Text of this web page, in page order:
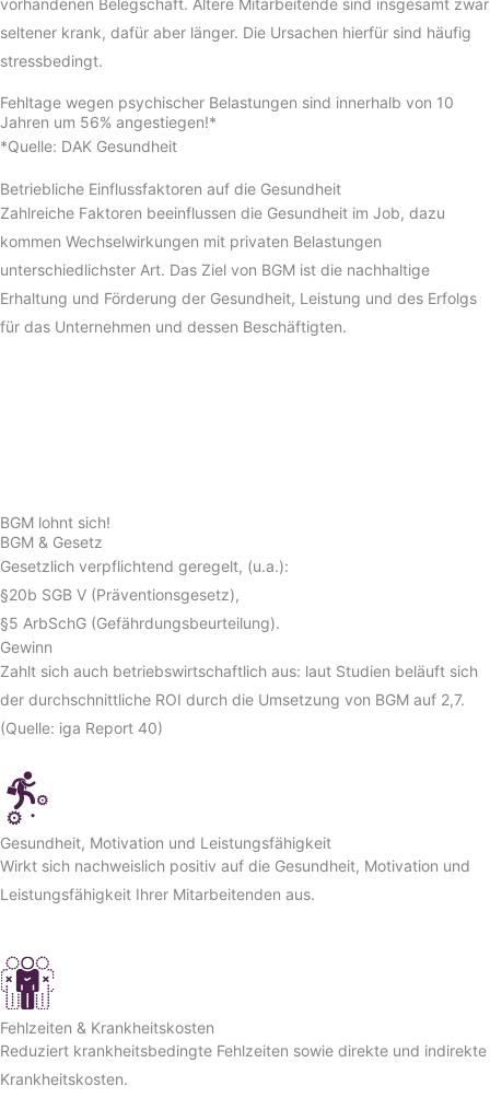
seltener krank, dafür aber länger. Die Ursachen hierfür sind häufig
stressbedingt.
Fehltage wegen psychischer Belastungen sind innerhalb von 10
Jahren um 56% angestiegen!*
*Quelle: DAK Gesundheit
Betriebliche Einflussfaktoren auf die Gesundheit
Zahlreiche Faktoren beeinflussen die Gesundheit im Job, dazu
kommen Wechselwirkungen mit privaten Belastungen
unterschiedlichster Art. Das Ziel von BGM ist die nachhaltige
Erhaltung und Förderung der Gesundheit, Leistung und des Erfolgs
für das Unternehmen und dessen Beschäftigten.
BGM lohnt sich!
BGM & Gesetz
Gesetzlich verpflichtend geregelt, (u.a.):
§20b SGB V (Präventionsgesetz),
§5 ArbSchG (Gefährdungsbeurteilung).
Gewinn
Zahlt sich auch betriebswirtschaftlich aus: laut Studien beläuft sich
der durchschnittliche ROI durch die Umsetzung von BGM auf 2,7.
(Quelle: iga Report 40)
Gesundheit, Motivation und Leistungsfähigkeit
Wirkt sich nachweislich positiv auf die Gesundheit, Motivation und
Leistungsfähigkeit Ihrer Mitarbeitenden aus.
Fehlzeiten & Krankheitskosten
Reduziert krankheitsbedingte Fehlzeiten sowie direkte und indirekte
Krankheitskosten.